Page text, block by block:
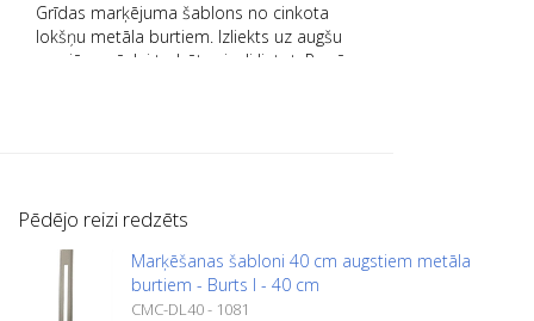
Grīdas marķējuma šablons no cinkota
lokšņu metāla burtiem. Izliekts uz augšu
garajā pusē, lai to būtu viegli lietot. Precīzs
Pēdējo reizi redzēts
Marķēšanas šabloni 40 cm augstiem metāla
burtiem - Burts I - 40 cm
CMC-DL40 - 1081